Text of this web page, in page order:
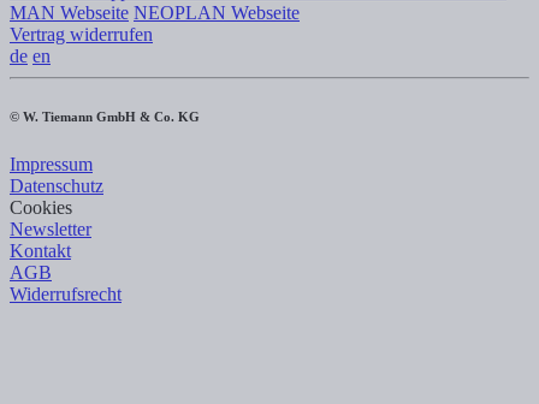
MAN Webseite NEOPLAN Webseite
Vertrag widerrufen
de en
© W. Tiemann GmbH & Co. KG
Impressum
Datenschutz
Cookies
Newsletter
Kontakt
AGB
Widerrufsrecht